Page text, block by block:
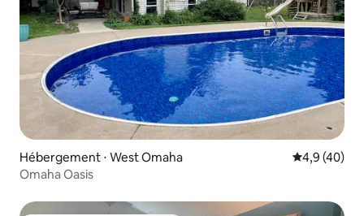
Hébergement ⋅ West Omaha Évaluation
4,9 (40)
Omaha Oasis